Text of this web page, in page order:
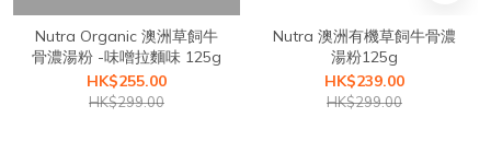
Nutra Organic 澳洲草飼牛
骨濃湯粉 -味噌拉麵味 125g
HK$255.00
HK$299.00
Nutra 澳洲有機草飼牛骨濃
湯粉125g
HK$239.00
HK$299.00